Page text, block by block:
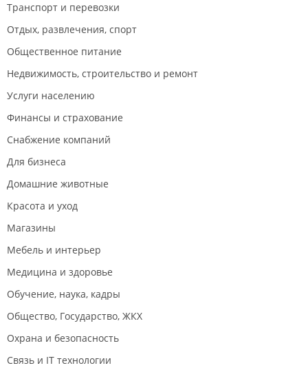
Транспорт и перевозки
Отдых, развлечения, спорт
Общественное питание
Недвижимость, строительство и ремонт
Услуги населению
Финансы и страхование
Снабжение компаний
Для бизнеса
Домашние животные
Красота и уход
Магазины
Мебель и интерьер
Медицина и здоровье
Обучение, наука, кадры
Общество, Государство, ЖКХ
Охрана и безопасность
Связь и IT технологии